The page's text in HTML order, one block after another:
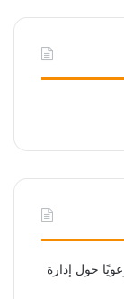
حول إدارة